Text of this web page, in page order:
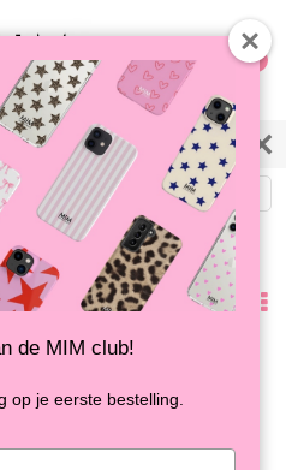
0
Zurück
Am
meisten
de MIM club!
op je eerste bestelling.